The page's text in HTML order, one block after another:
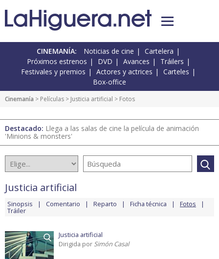
CINEMANÍA: Noticias de cine
Cartelera
Próximos estrenos
DVD Avances
Tráilers
Festivales y premios
Actores y actrices
Carteles
Box-office
Cinemanía > Películas > Justicia artificial > Fotos
Destacado: Llega a las salas de cine la película de animación
'Minions & monsters'
Justicia artificial
Sinopsis Comentario Reparto Ficha técnica Fotos
Tráiler
Justicia artificial
Dirigida por Simón Casal